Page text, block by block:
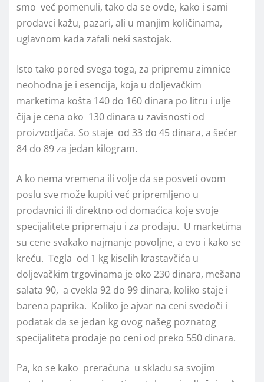
smo već pomenuli, tako da se ovde, kako i sami
prodavci kažu, pazari, ali u manjim količinama,
uglavnom kada zafali neki sastojak.
Isto tako pored svega toga, za pripremu zimnice
neohodna je i esencija, koja u doljevačkim
marketima košta 140 do 160 dinara po litru i ulje
čija je cena oko 130 dinara u zavisnosti od
proizvodjača. So staje od 33 do 45 dinara, a šećer
84 do 89 za jedan kilogram.
A ko nema vremena ili volje da se posveti ovom
poslu sve može kupiti već pripremljeno u
prodavnici ili direktno od domaćica koje svoje
specijalitete pripremaju i za prodaju. U marketima
su cene svakako najmanje povoljne, a evo i kako se
kreću. Tegla od 1 kg kiselih krastavčića u
doljevačkim trgovinama je oko 230 dinara, mešana
salata 90, a cvekla 92 do 99 dinara, koliko staje i
barena paprika. Koliko je ajvar na ceni svedoči i
podatak da se jedan kg ovog našeg poznatog
specijaliteta prodaje po ceni od preko 550 dinara.
Pa, ko se kako preračuna u skladu sa svojim